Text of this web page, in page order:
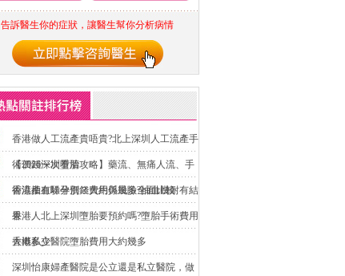
告訴醫生你的症狀，讓醫生幫你分析病情
香港做人工流產貴唔貴?北上深圳人工流產手
術價錢一次看清
【2026深圳墮胎攻略】藥流、無痛人流、手
術流產有咩分別？費用與風險全面比較
香港抽血驗孕價錢大約係幾多?抽血幾耐有結
果
香港人北上深圳墮胎要預約嗎?墮胎手術費用
大概多少
香港私立醫院墮胎費用大約幾多
深圳怡康婦產醫院是公立還是私立醫院，做